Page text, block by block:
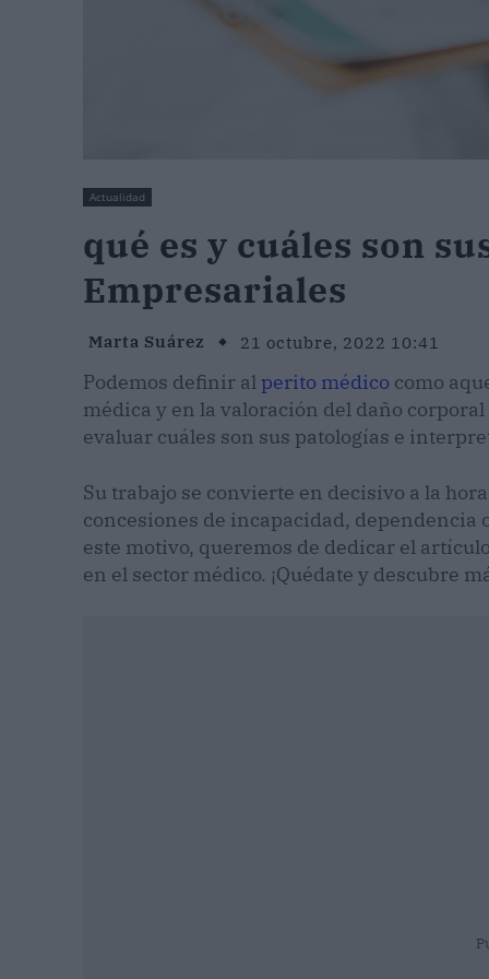
Actualidad
qué es y cuáles son
Empresariales
Marta Suárez 21 octubre, 2022 10:41
Podemos definir al perito médico como
médica y en la valoración del daño
evaluar cuáles son sus patologías e
Su trabajo se convierte en decisivo a la
concesiones de incapacidad, dependencia
este motivo, queremos de dedicar el
en el sector médico. ¡Quédate y descubre